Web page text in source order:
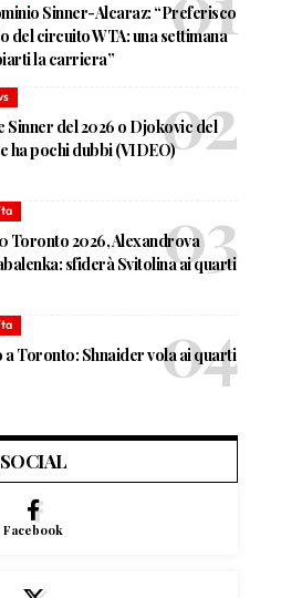
Sinner-Alcaraz: “Preferisco
del circuito WTA: una settimana
la carriera”
Sinner del 2026 o Djokovic del
ha pochi dubbi (VIDEO)
Toronto 2026, Alexandrova
sfiderà Svitolina ai quarti
a Toronto: Shnaider vola ai quarti
SOCIAL
Facebook